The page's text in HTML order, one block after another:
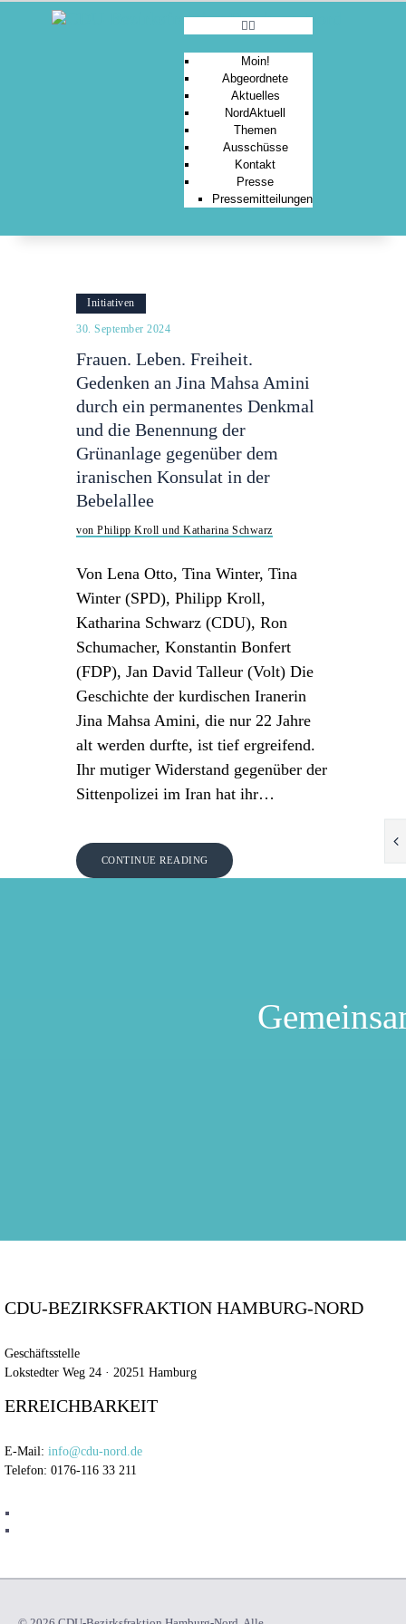
Moin!
Abgeordnete
Aktuelles
NordAktuell
Themen
Ausschüsse
Kontakt
Presse
Pressemitteilungen
PRESSE
Initiativen
30. September 2024
Frauen. Leben. Freiheit.
Gedenken an Jina Mahsa Amini
durch ein permanentes Denkmal
und die Benennung der
Grünanlage gegenüber dem
iranischen Konsulat in der
Bebelallee
von Philipp Kroll und Katharina Schwarz
Von Lena Otto, Tina Winter, Tina
Winter (SPD), Philipp Kroll,
Katharina Schwarz (CDU), Ron
Schumacher, Konstantin Bonfert
(FDP), Jan David Talleur (Volt) Die
Geschichte der kurdischen Iranerin
Jina Mahsa Amini, die nur 22 Jahre
alt werden durfte, ist tief ergreifend.
Ihr mutiger Widerstand gegenüber der
Sittenpolizei im Iran hat ihr…
CONTINUE READING
CDU-BEZIRKSFRAKTION HAMBURG-NORD
Geschäftsstelle
Lokstedter Weg 24 · 20251 Hamburg
ERREICHBARKEIT
E-Mail: info@cdu-nord.de
Telefon: 0176-116 33 211